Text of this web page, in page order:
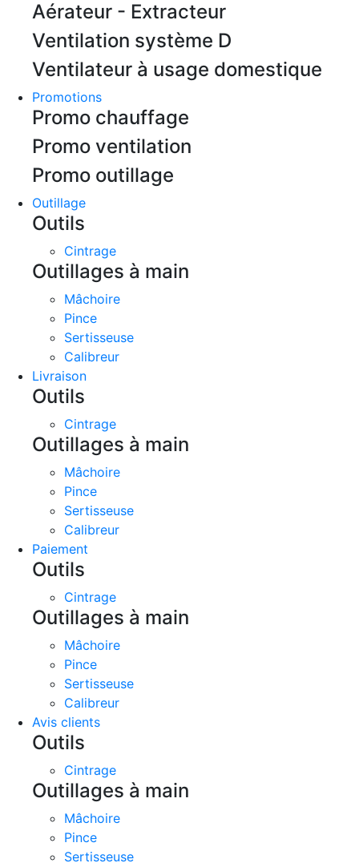
Aérateur - Extracteur
Ventilation système D
Ventilateur à usage domestique
Promotions
Promo chauffage
Promo ventilation
Promo outillage
Outillage
Outils
Cintrage
Outillages à main
Mâchoire
Pince
Sertisseuse
Calibreur
Livraison
Outils
Cintrage
Outillages à main
Mâchoire
Pince
Sertisseuse
Calibreur
Paiement
Outils
Cintrage
Outillages à main
Mâchoire
Pince
Sertisseuse
Calibreur
Avis clients
Outils
Cintrage
Outillages à main
Mâchoire
Pince
Sertisseuse